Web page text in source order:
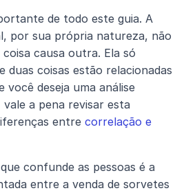
de todo este guia. A
por sua própria natureza, não
causa outra. Ela só
duas coisas estão relacionadas
você deseja uma análise
a pena revisar esta
entre correlação e
confunde as pessoas é a
entre a venda de sorvetes